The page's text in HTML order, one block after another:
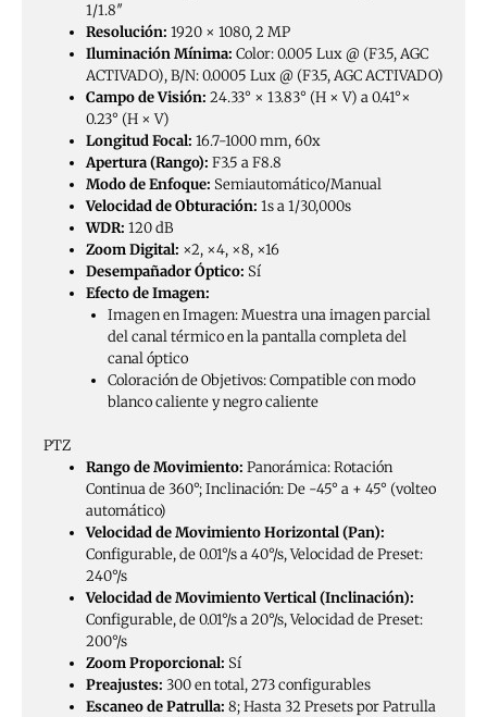
1/1.8″
Resolución: 1920 × 1080, 2 MP
Iluminación Mínima: Color: 0.005 Lux @ (F3.5, AGC
ACTIVADO), B/N: 0.0005 Lux @ (F3.5, AGC ACTIVADO)
Campo de Visión: 24.33° × 13.83° (H × V) a 0.41°×
0.23° (H × V)
Longitud Focal: 16.7-1000 mm, 60x
Apertura (Rango): F3.5 a F8.8
Modo de Enfoque: Semiautomático/Manual
Velocidad de Obturación: 1s a 1/30,000s
WDR: 120 dB
Zoom Digital: ×2, ×4, ×8, ×16
Desempañador Óptico: Sí
Efecto de Imagen:
Imagen en Imagen: Muestra una imagen parcial
del canal térmico en la pantalla completa del
canal óptico
Coloración de Objetivos: Compatible con modo
blanco caliente y negro caliente
PTZ
Rango de Movimiento: Panorámica: Rotación
Continua de 360°; Inclinación: De -45° a + 45° (volteo
automático)
Velocidad de Movimiento Horizontal (Pan):
Configurable, de 0.01°/s a 40°/s, Velocidad de Preset:
240°/s
Velocidad de Movimiento Vertical (Inclinación):
Configurable, de 0.01°/s a 20°/s, Velocidad de Preset:
200°/s
Zoom Proporcional: Sí
Preajustes: 300 en total, 273 configurables
Escaneo de Patrulla: 8; Hasta 32 Presets por Patrulla